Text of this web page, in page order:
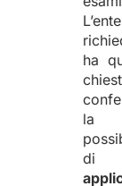
L’ente
ha
la
di